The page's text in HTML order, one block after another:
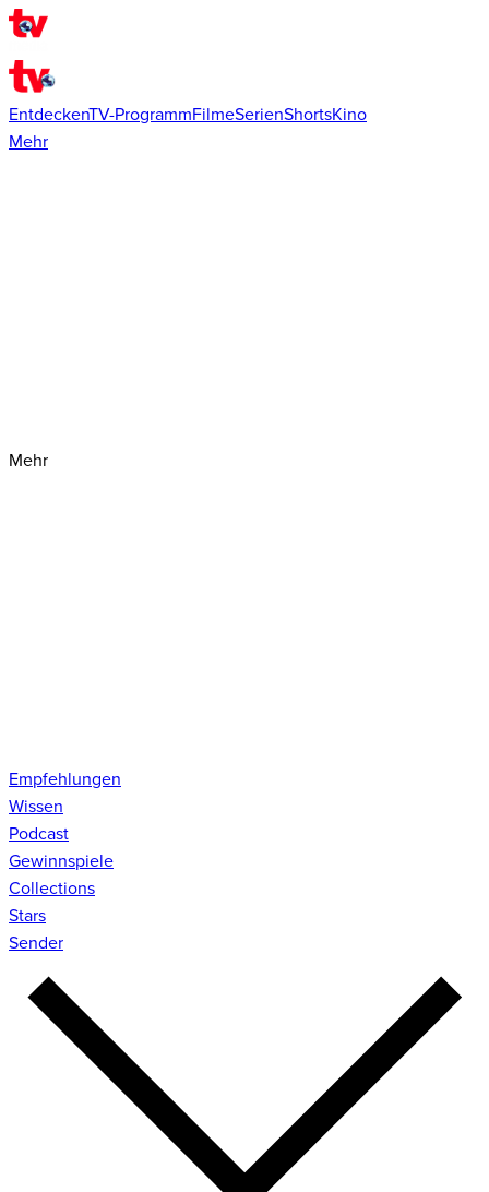
EntdeckenTV-ProgrammFilmeSerienShortsKino
Mehr
Mehr
Empfehlungen
Wissen
Podcast
Gewinnspiele
Collections
Stars
Sender